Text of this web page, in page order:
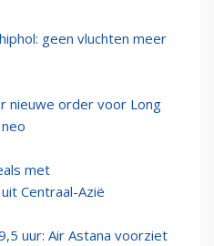
geen vluchten meer
nieuwe order voor Long
met
Centraal-Azië
uur: Air Astana voorziet